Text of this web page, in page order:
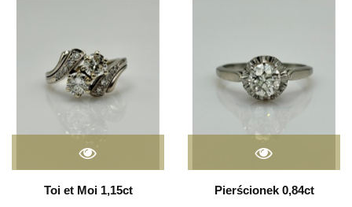
Toi et Moi 1,15ct Pierścionek 0,84ct